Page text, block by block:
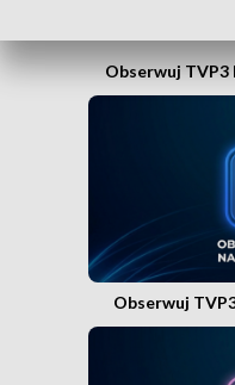
Obserwuj TVP3
Obserwuj